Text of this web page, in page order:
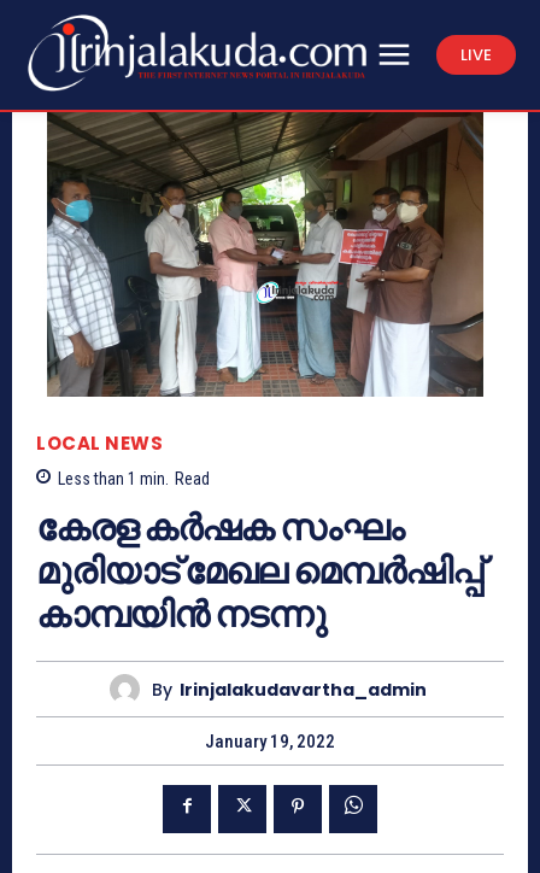
LIVE
LOCAL NEWS
Less than 1 min. Read
കേരള കർഷക സംഘം
മുരിയാട് മേഖല മെമ്പർഷിപ്പ്
കാമ്പയിൻ നടന്നു
By Irinjalakudavartha_admin
January 19, 2022